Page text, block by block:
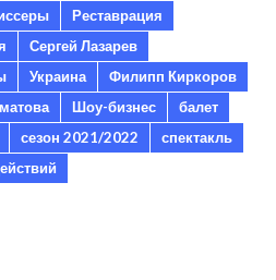
Реставрация
Сергей Лазарев
Украина
Филипп Киркоров
Шоу-бизнес
балет
сезон 2021/2022
спектакль